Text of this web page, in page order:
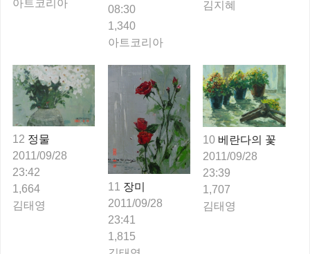
아트코리아
08:30
1,340
아트코리아
김지혜
12 정물
2011/09/28
23:42
1,664
김태영
11 장미
2011/09/28
23:41
1,815
10 베란다의 꽃
2011/09/28
23:39
1,707
김태영